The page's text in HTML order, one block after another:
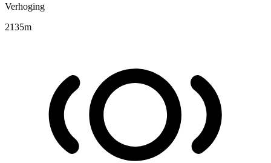
Verhoging
2135m